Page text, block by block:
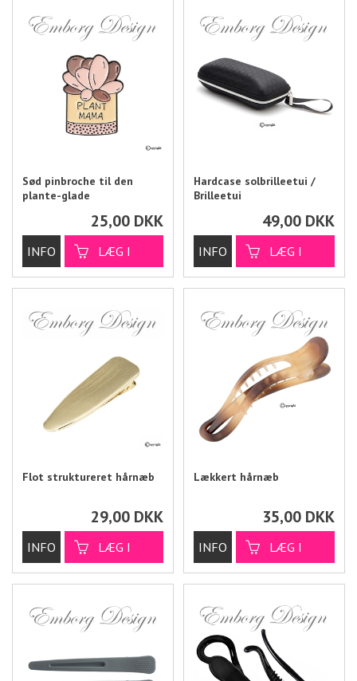
Sød pinbroche til den
plante-glade
25,00 DKK
Hardcase solbrilleetui /
Brilleetui
49,00 DKK
Flot struktureret hårnæb
29,00 DKK
Lækkert hårnæb
35,00 DKK